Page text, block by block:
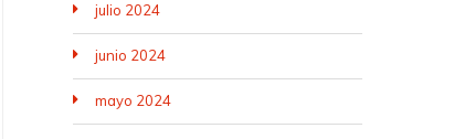
julio 2024
junio 2024
mayo 2024